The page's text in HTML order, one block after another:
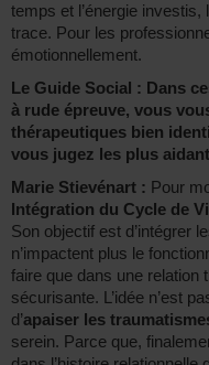
temps et l’énergie
trace. Pour les
émotionnellement.
Le Guide Social : Dans
à rude épreuve, vous
thérapeutiques bien
vous jugez les plus
Marie Stievénart : Pour
Intégration du Cycle de
Son objectif est d’intégrer
n’impactent plus le
faire que dans une relation
sécurisante. L’idée n’est
d’apaiser les
serein. Parce que,